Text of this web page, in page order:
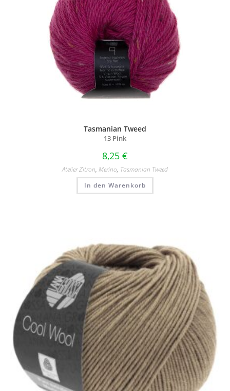
Tasmanian Tweed
13 Pink
8,25 €
Atelier Zitron, Merino, Tasmanian Tweed
In den Warenkorb